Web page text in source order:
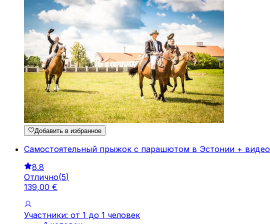
Добавить в избранное
Самостоятельный прыжок с парашютом в Эстонии + видео
8.8
Отлично(5)
139,00 €
Участники: от 1 до 1 человек